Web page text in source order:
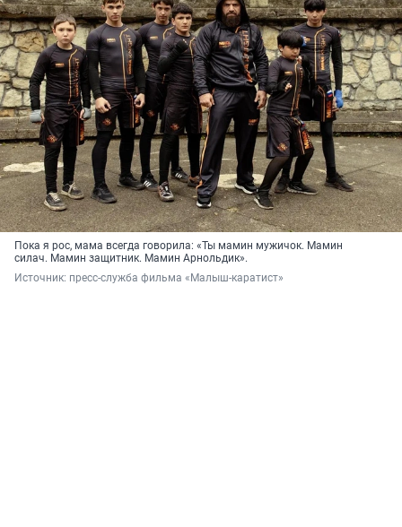
Пока я рос, мама всегда говорила: «Ты мамин мужичок. Мамин
силач. Мамин защитник. Мамин Арнольдик».
Источник: пресс-служба фильма «Малыш-каратист»